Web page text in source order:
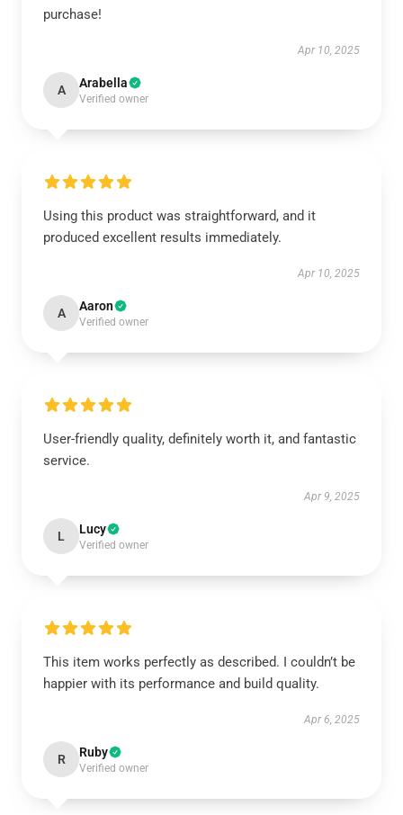
purchase!
Apr 10, 2025
A Arabella
Verified owner
Using this product was straightforward, and it
produced excellent results immediately.
Apr 10, 2025
A Aaron
Verified owner
User-friendly quality, definitely worth it, and fantastic
service.
Apr 9, 2025
L Lucy
Verified owner
This item works perfectly as described. I couldn’t be
happier with its performance and build quality.
Apr 6, 2025
R Ruby
Verified owner